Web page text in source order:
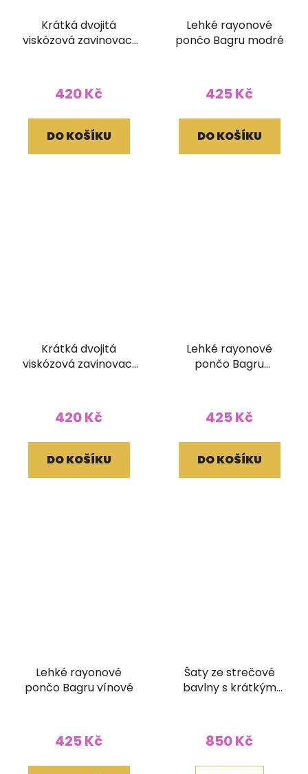
Krátká dvojitá
viskózová zavinovací
420 Kč
DO KOŠÍKU
Lehké rayonové
pončo Bagru modré
425 Kč
DO KOŠÍKU
Krátká dvojitá
viskózová zavinovací
420 Kč
DO KOŠÍKU
Lehké rayonové
pončo Bagru
425 Kč
DO KOŠÍKU
Lehké rayonové
pončo Bagru vínové
425 Kč
Šaty ze strečové
bavlny s krátkým
850 Kč